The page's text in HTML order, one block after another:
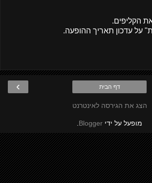
הקליפים.
על עדכון תאריך ההופעה.
› דף הבית
הצג את הגירסה לאינטרנט
מופעל על ידי Blogger
.